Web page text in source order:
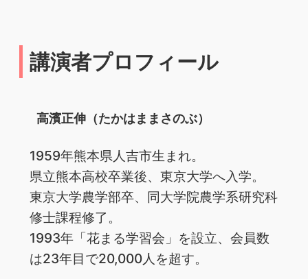
講演者プロフィール
高濱正伸（たかはままさのぶ）
1959年熊本県人吉市生まれ。
県立熊本高校卒業後、東京大学へ入学。
東京大学農学部卒、同大学院農学系研究科
修士課程修了。
1993年「花まる学習会」を設立、会員数
は23年目で20,000人を超す。